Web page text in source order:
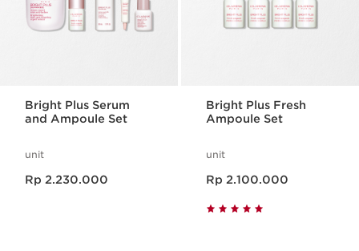
Bright Plus Serum
and Ampoule Set
unit
Rp 2.230.000
Bright Plus Fresh
Ampoule Set
unit
Rp 2.100.000